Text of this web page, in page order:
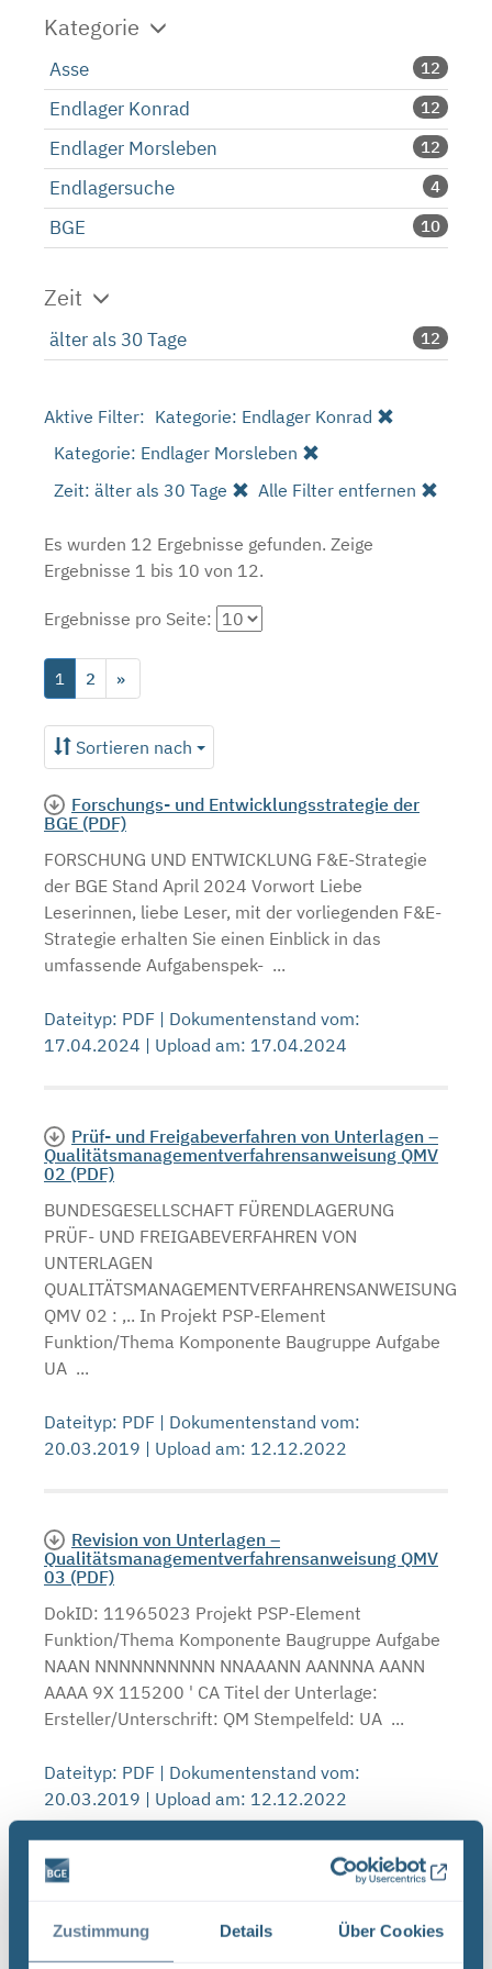
Zustimmung Details Über Cookies
Kategorie
Asse 12
Endlager Konrad 12
Endlager Morsleben 12
Endlagersuche 4
BGE 10
Zeit
älter als 30 Tage 12
Aktive Filter: Kategorie: Endlager Konrad
Kategorie: Endlager Morsleben
Zeit: älter als 30 Tage
Alle Filter entfernen
Es wurden 12 Ergebnisse gefunden. Zeige
Ergebnisse 1 bis 10 von 12.
Ergebnisse pro Seite:
1 2 »
Sortieren nach
Forschungs- und Entwicklungsstrategie der
BGE (PDF)
FORSCHUNG UND ENTWICKLUNG F&E-Strategie
der BGE Stand April 2024 Vorwort Liebe
Leserinnen, liebe Leser, mit der vorliegenden F&E-
Strategie erhalten Sie einen Einblick in das
umfassende Aufgabenspek- ...
Dateityp: PDF | Dokumentenstand vom:
17.04.2024 | Upload am: 17.04.2024
Prüf- und Freigabeverfahren von Unterlagen –
Qualitätsmanagementverfahrensanweisung QMV
02 (PDF)
BUNDESGESELLSCHAFT FÜRENDLAGERUNG
PRÜF- UND FREIGABEVERFAHREN VON
UNTERLAGEN
QUALITÄTSMANAGEMENTVERFAHRENSANWEISUNG
QMV 02 : ,.. In Projekt PSP-Element
Funktion/Thema Komponente Baugruppe Aufgabe
UA ...
Dateityp: PDF | Dokumentenstand vom:
20.03.2019 | Upload am: 12.12.2022
Revision von Unterlagen –
Qualitätsmanagementverfahrensanweisung QMV
03 (PDF)
DokID: 11965023 Projekt PSP-Element
Funktion/Thema Komponente Baugruppe Aufgabe
NAAN NNNNNNNNNN NNAAANN AANNNA AANN
AAAA 9X 115200 ' CA Titel der Unterlage:
Ersteller/Unterschrift: QM Stempelfeld: UA ...
Dateityp: PDF | Dokumentenstand vom:
20.03.2019 | Upload am: 12.12.2022
Infostellen bis zum Ende der Osterferien
BGE Endlager Konrad Endlager Morsleben Asse Die